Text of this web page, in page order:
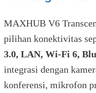
MAXHUB V6
pilihan konektivitas
3.0, LAN, Wi-Fi 6,
integrasi dengan
konferensi, mikrofon